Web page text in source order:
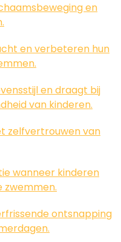
en
en verbeteren hun
en draagt bij
van kinderen.
zelfvertrouwen van
wanneer kinderen
zwemmen.
ontsnapping